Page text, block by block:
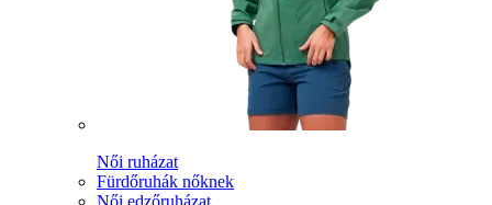
Női ruházat
Fürdőruhák nőknek
Női edzőruházat